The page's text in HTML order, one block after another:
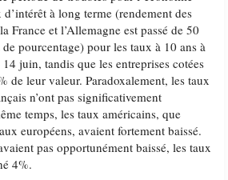
d’intérêt à long terme (rendement des
France et l’Allemagne est passé de 50
pourcentage) pour les taux à 10 ans à
juin, tandis que les entreprises cotées
de leur valeur. Paradoxalement, les taux
n’ont pas significativement
temps, les taux américains, que
européens, avaient fortement baissé.
pas opportunément baissé, les taux
4%.